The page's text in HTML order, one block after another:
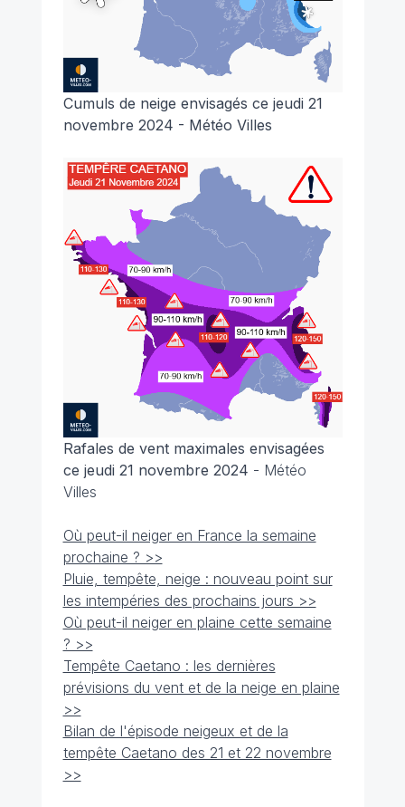
Cumuls de neige envisagés ce jeudi 21
novembre 2024 - Météo Villes
Rafales de vent maximales envisagées
ce jeudi 21 novembre 2024 - Météo
Villes
Où peut-il neiger en France la semaine
prochaine ? >>
Pluie, tempête, neige : nouveau point sur
les intempéries des prochains jours >>
Où peut-il neiger en plaine cette semaine
? >>
Tempête Caetano : les dernières
prévisions du vent et de la neige en plaine
>>
Bilan de l'épisode neigeux et de la
tempête Caetano des 21 et 22 novembre
>>